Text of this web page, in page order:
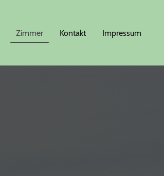
Zimmer Kontakt Impressum